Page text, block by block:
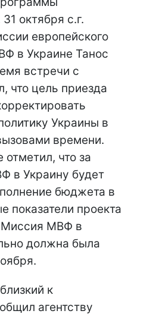
октября с.г.
европейского
в Украине Танос
встречи с
что цель приезда
Украины в
времени.
что за
в Украину будет
бюджета в
показатели проекта
Миссия МВФ в
должна была
к
агентству